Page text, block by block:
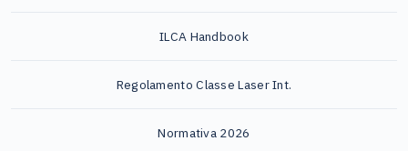
ILCA Handbook
Regolamento Classe Laser Int.
Normativa 2026